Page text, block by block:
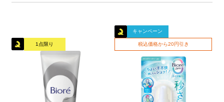
1点限り
キャンペーン
税込価格から20円引き